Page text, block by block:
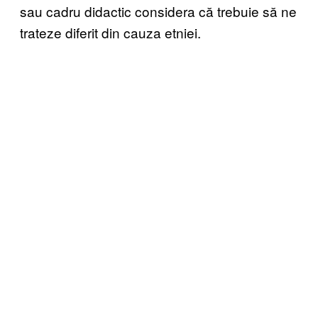
sau cadru didactic considera că trebuie să ne
trateze diferit din cauza etniei.